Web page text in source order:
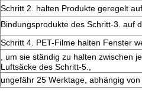
Schritt 2. halten Produkte geregelt
Bindungsprodukte des Schritt-3. auf
Schritt 4. PET-Filme halten Fenster
, um sie ständig zu halten zwischen
Luftsäcke des Schritt-5.,
ungefähr 25 Werktage, abhängig